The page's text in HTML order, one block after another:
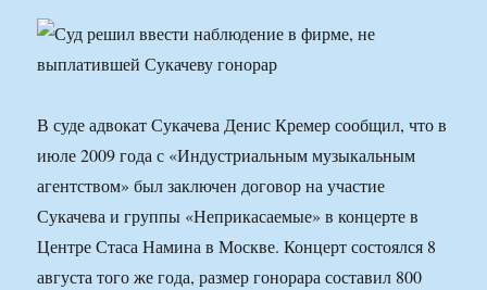
В суде адвокат Сукачева Денис Кремер сообщил, что в
июле 2009 года с «Индустриальным музыкальным
агентством» был заключен договор на участие
Сукачева и группы «Неприкасаемые» в концерте в
Центре Стаса Намина в Москве. Концерт состоялся 8
августа того же года, размер гонорара составил 800